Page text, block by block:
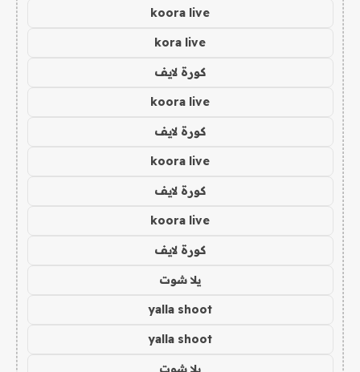
koora live
kora live
كورة لايف
koora live
كورة لايف
koora live
كورة لايف
koora live
كورة لايف
يلا شوت
yalla shoot
yalla shoot
يلا شوت